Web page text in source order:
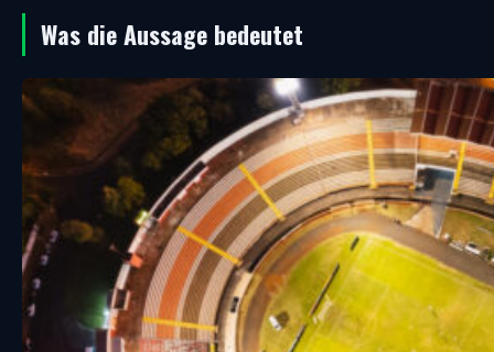
Was die Aussage bedeutet